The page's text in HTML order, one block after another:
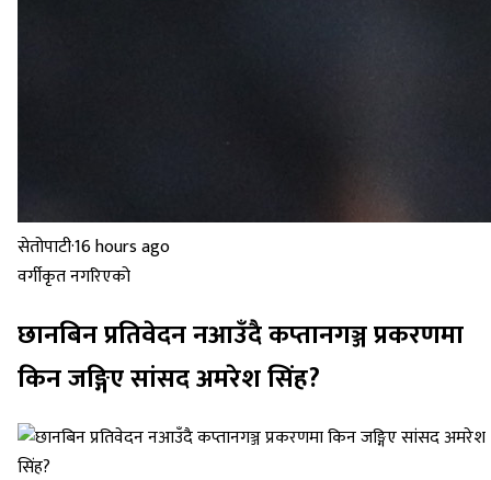
सेतोपाटी·16 hours ago
वर्गीकृत नगरिएको
छानबिन प्रतिवेदन नआउँदै कप्तानगञ्ज प्रकरणमा
किन जङ्गिए सांसद अमरेश सिंह?